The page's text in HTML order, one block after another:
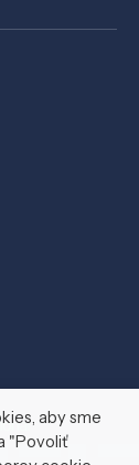
aby sme
"Povoliť